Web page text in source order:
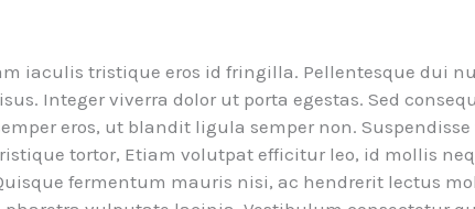
iaculis tristique eros id fringilla. Pellentesque dui
Integer viverra dolor ut porta egestas. Sed
eros, ut blandit ligula semper non.
tortor, Etiam volutpat efficitur leo, id mollis
fermentum mauris nisi, ac hendrerit lectus